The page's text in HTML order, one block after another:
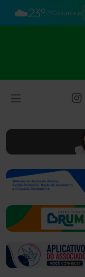
☁️23° Columbus